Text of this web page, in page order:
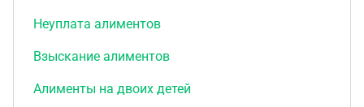
Неуплата алиментов
Взыскание алиментов
Алименты на двоих детей